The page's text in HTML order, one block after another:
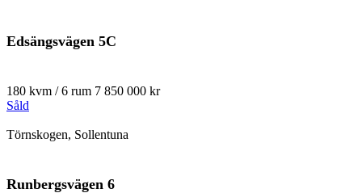
Edsängsvägen 5C
180 kvm / 6 rum 7 850 000 kr
Såld
Törnskogen, Sollentuna
Runbergsvägen 6